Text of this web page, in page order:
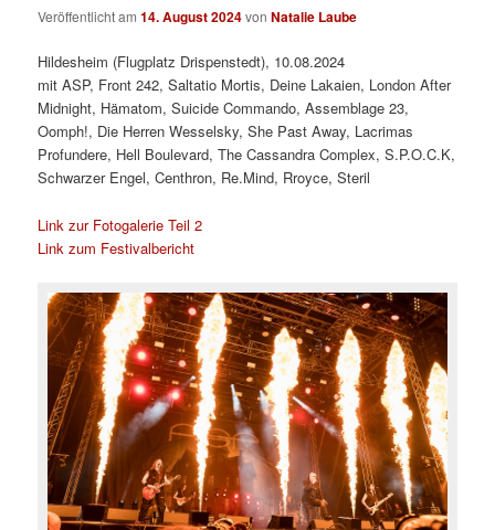
Veröffentlicht am14. August 2024vonNatalie Laube
Hildesheim (Flugplatz Drispenstedt), 10.08.2024
mit ASP, Front 242, Saltatio Mortis, Deine Lakaien, London After
Midnight, Hämatom, Suicide Commando, Assemblage 23,
Oomph!, Die Herren Wesselsky, She Past Away, Lacrimas
Profundere, Hell Boulevard, The Cassandra Complex, S.P.O.C.K,
Schwarzer Engel, Centhron, Re.Mind, Rroyce, Steril
Link zur Fotogalerie Teil 2
Link zum Festivalbericht